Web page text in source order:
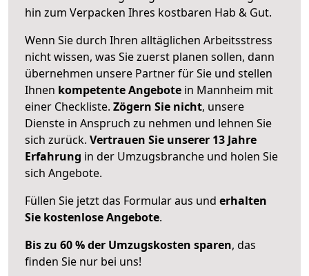
hin zum Verpacken Ihres kostbaren Hab & Gut.
Wenn Sie durch Ihren alltäglichen Arbeitsstress
nicht wissen, was Sie zuerst planen sollen, dann
übernehmen unsere Partner für Sie und stellen
Ihnen kompetente Angebote in Mannheim mit
einer Checkliste. Zögern Sie nicht, unsere
Dienste in Anspruch zu nehmen und lehnen Sie
sich zurück. Vertrauen Sie unserer 13 Jahre
Erfahrung in der Umzugsbranche und holen Sie
sich Angebote.
Füllen Sie jetzt das Formular aus und erhalten
Sie kostenlose Angebote.
Bis zu 60 % der Umzugskosten sparen, das
finden Sie nur bei uns!